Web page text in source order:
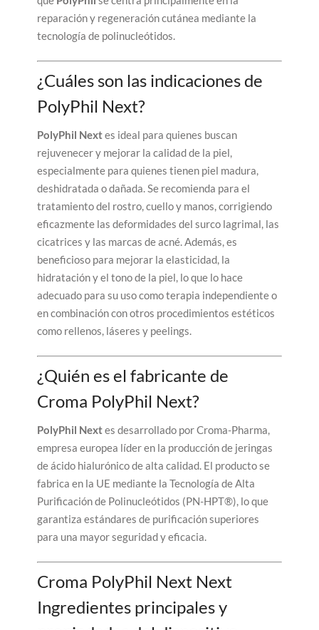
reparación y regeneración cutánea mediante la
tecnología de polinucleótidos.
¿Cuáles son las indicaciones de
PolyPhil Next?
PolyPhil Nextes ideal para quienes buscan
rejuvenecer y mejorar la calidad de la piel,
especialmente para quienes tienen piel madura,
deshidratada o dañada. Se recomienda para el
tratamiento del rostro, cuello y manos, corrigiendo
eficazmente las deformidades del surco lagrimal, las
cicatrices y las marcas de acné. Además, es
beneficioso para mejorar la elasticidad, la
hidratación y el tono de la piel, lo que lo hace
adecuado para su uso como terapia independiente o
en combinación con otros procedimientos estéticos
como rellenos, láseres y peelings.
¿Quién es el fabricante de
Croma PolyPhil Next?
PolyPhil Nextes desarrollado por Croma-Pharma,
empresa europea líder en la producción de jeringas
de ácido hialurónico de alta calidad. El producto se
fabrica en la UE mediante la Tecnología de Alta
Purificación de Polinucleótidos (PN-HPT®), lo que
garantiza estándares de purificación superiores
para una mayor seguridad y eficacia.
Croma PolyPhil Next Next
Ingredientes principales y